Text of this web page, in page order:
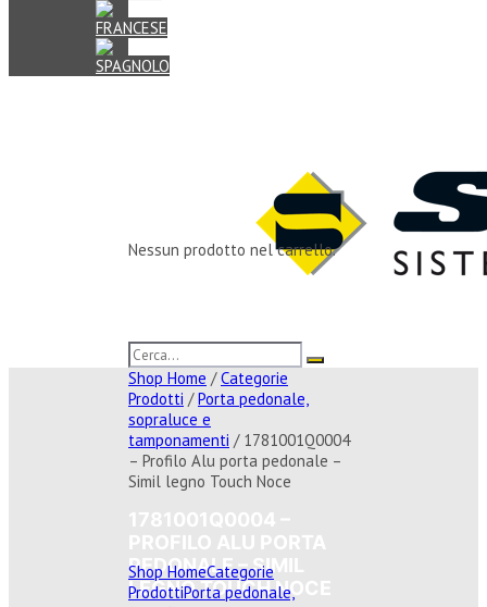
Nessun prodotto nel carrello.
Shop Home /Categorie
Prodotti /Porta pedonale,
sopraluce e
tamponamenti / 1781001Q0004
– Profilo Alu porta pedonale –
Simil legno Touch Noce
PEDONALE – SIMIL
LEGNO TOUCH NOCE
Shop HomeCategorie
ProdottiPorta pedonale,